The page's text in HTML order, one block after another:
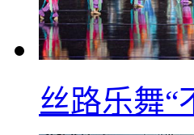
丝路乐舞“